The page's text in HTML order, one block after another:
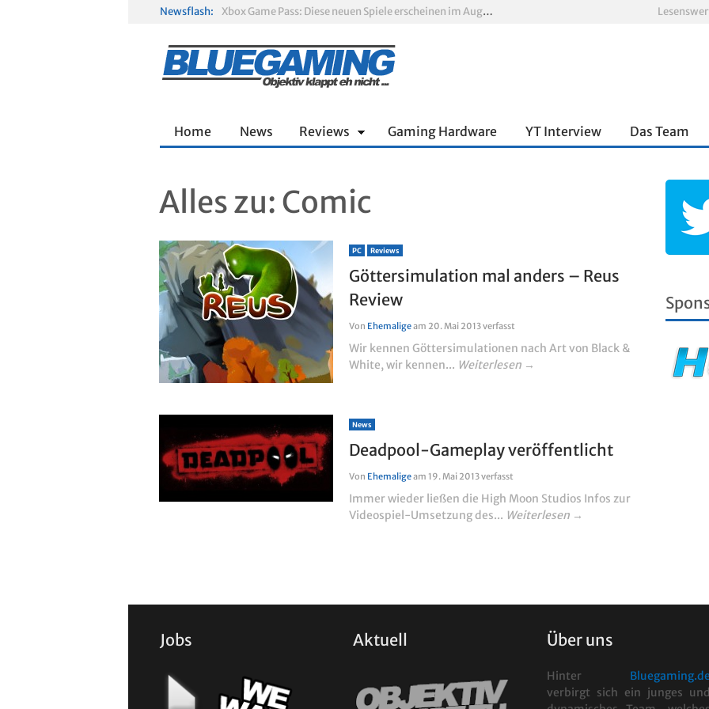
Newsflash:
Xbox Game Pass: Diese neuen Spiele erscheinen im August 2026
Gamescom 2026: Sony fehlt zum siebten Mal in Folge
Solarpunk im Test: Entspannter Aufbau über den Wolken
Home News Reviews Gaming Hardware YT Interview Das Team
Alles zu: Comic
PC Reviews
Göttersimulation mal anders – Reus
Review
Von Ehemaligeam 20. Mai 2013verfasst
Wir kennen Göttersimulationen nach Art von Black &
White, wir kennen... Weiterlesen →
News
Deadpool-Gameplay veröffentlicht
Von Ehemaligeam 19. Mai 2013verfasst
Immer wieder ließen die High Moon Studios Infos zur
Videospiel-Umsetzung des... Weiterlesen →
Jobs Aktuell Über uns
Hinter
verbirgt sich ein junges